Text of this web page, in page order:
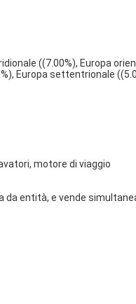
((7.00%), Europa
Europa settentrionale
motore di viaggio
entità, e vende